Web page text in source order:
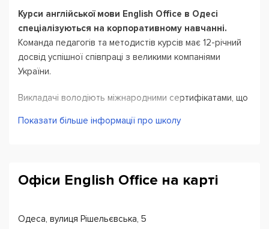
Курси англійської мови English Office в Одесі
спеціалізуються на корпоративному навчанні.
Команда педагогів та методистів курсів має 12-річний
досвід успішної співпраці з великими компаніями
України.
Викладачі володіють міжнародними сертифікатами, що
загальноєвропейських вимог якості. Школа є
Школою створена онлайн-платформа інтерактивних
прогресу кожного студента. У навчальному процесі
Показати більше інформації про школу
Офіси English Office на карті
Одеса, вулиця Рішельєвська, 5